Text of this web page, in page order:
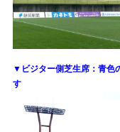
▼ ビジター側芝生席：青色
す